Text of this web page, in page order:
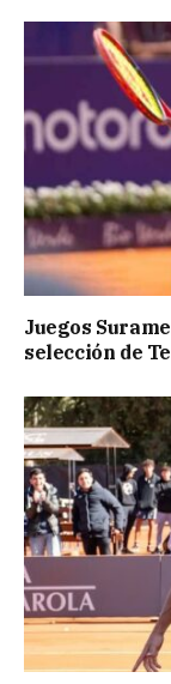
Juegos
selección de